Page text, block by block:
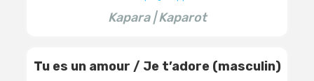
Kapara | Kaparot
Tu es un amour / Je t’adore (masculin)